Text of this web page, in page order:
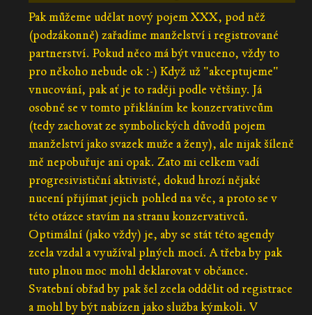
Pak můžeme udělat nový pojem XXX, pod něž
(podzákonně) zařadíme manželství i registrované
partnerství. Pokud něco má být vnuceno, vždy to
pro někoho nebude ok :-) Když už "akceptujeme"
vnucování, pak ať je to raději podle většiny. Já
osobně se v tomto přikláním ke konzervativcům
(tedy zachovat ze symbolických důvodů pojem
manželství jako svazek muže a ženy), ale nijak šíleně
mě nepobuřuje ani opak. Zato mi celkem vadí
progresivističní aktivisté, dokud hrozí nějaké
nucení přijímat jejich pohled na věc, a proto se v
této otázce stavím na stranu konzervativců.
Optimální (jako vždy) je, aby se stát této agendy
zcela vzdal a využíval plných mocí. A třeba by pak
tuto plnou moc mohl deklarovat v občance.
Svatební obřad by pak šel zcela oddělit od registrace
a mohl by být nabízen jako služba kýmkoli. V